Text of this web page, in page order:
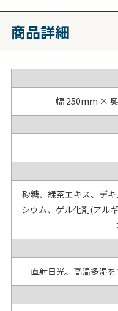
商品詳細
幅 250mm ×
砂糖、緑茶エキス、デ
シウム、ゲル化剤(アル
直射日光、高温多湿を